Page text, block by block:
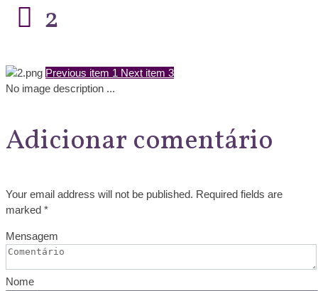
2
Previous item 1 Next item 3
No image description ...
Adicionar comentário
Your email address will not be published. Required fields are
marked *
Mensagem
Nome